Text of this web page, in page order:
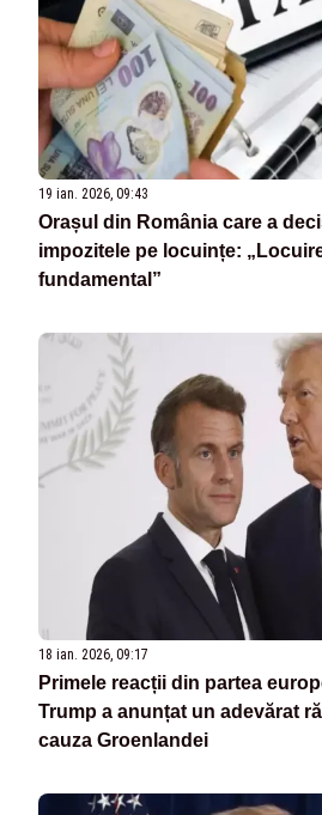
19 ian. 2026, 09:43
Orașul din România care a
impozitele pe locuințe:
fundamental”
18 ian. 2026, 09:17
Primele reacții din partea
Trump a anunțat un adevărat
cauza Groenlandei